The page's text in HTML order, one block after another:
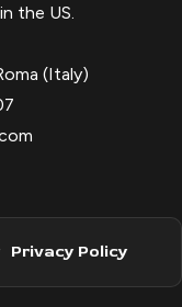
the US.
(Italy)
Privacy Policy